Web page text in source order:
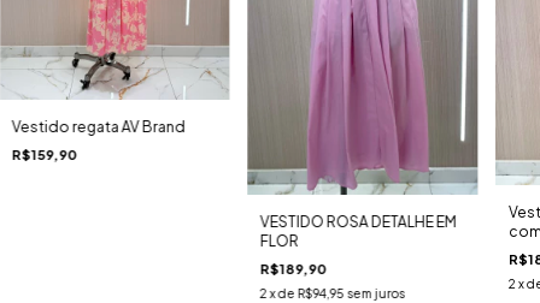
Vestido regata AV Brand
R$159,90
VESTIDO ROSA DETALHE EM
FLOR
R$189,90
2 x de R$94,95 sem juros
2 x